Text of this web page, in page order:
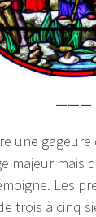
———
une gageure
majeur mais
Les
trois à cinq